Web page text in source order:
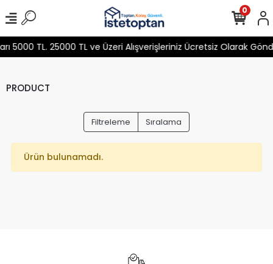
5000 TL. 25000 TL ve Üzeri Alışverişleriniz Ücretsiz Olarak
0
PRODUCT
Filtreleme Sıralama
Ürün bulunamadı.